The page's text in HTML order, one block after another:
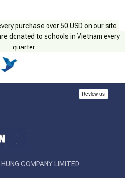
purchase over 50 USD on our site
donated to schools in Vietnam every
quarter
COMPANY LIMITED